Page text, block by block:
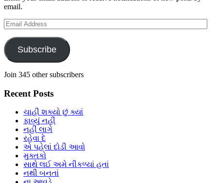
email.
Email
Address
Subscribe
Join 345 other subscribers
Recent Posts
ચાહી શક્યો છું ક્યાં
ફાવ્યું નહીં
નહીં લાગે
રહેવા દે
એ પહેલાં દોડી આવો
મુક્તકો
સાથે લઈ અમે નીકળ્યાં હતાં
નથી બનતાં